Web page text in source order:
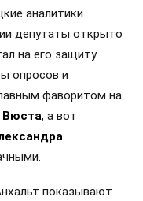
аналитики
депутаты открыто
на его защиту.
опросов и
фаворитом на
Вюста, а вот
показывают